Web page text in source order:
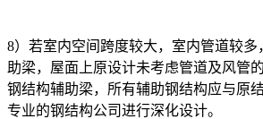
8）若室内空间跨度较大，室内管道较
助梁，屋面上原设计未考虑管道及风管
钢结构辅助梁，所有辅助钢结构应与原
专业的钢结构公司进行深化设计。